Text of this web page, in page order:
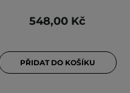
548,00 Kč
PŘIDAT DO KOŠÍKU